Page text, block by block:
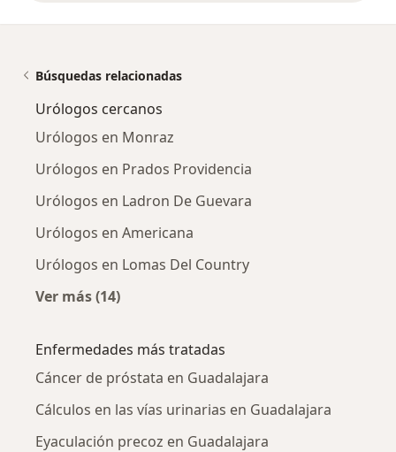
Búsquedas relacionadas
Urólogos cercanos
Urólogos en Monraz
Urólogos en Prados Providencia
Urólogos en Ladron De Guevara
Urólogos en Americana
Urólogos en Lomas Del Country
Ver más (14)
Enfermedades más tratadas
Cáncer de próstata en Guadalajara
Cálculos en las vías urinarias en Guadalajara
Eyaculación precoz en Guadalajara